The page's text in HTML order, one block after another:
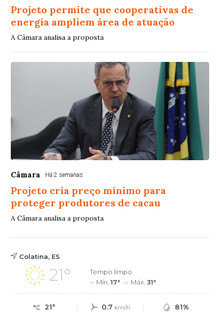
Projeto permite que cooperativas de
energia ampliem área de atuação
A Câmara analisa a proposta
Câmara Há 2 semanas
Projeto cria preço mínimo para
proteger produtores de cacau
A Câmara analisa a proposta
Colatina, ES
21°
Tempo limpo
Mín.17° Máx.31°
21° 0.7 km/h 81%